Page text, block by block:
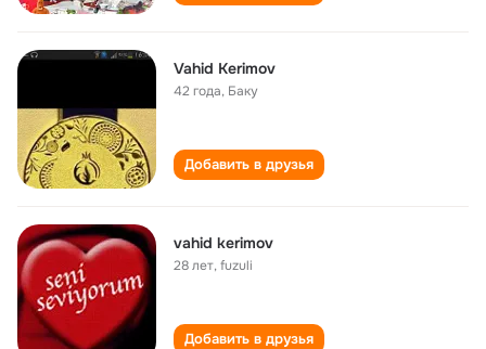
Vahid Kerimov
42 года, Баку
Добавить в друзья
vahid kerimov
28 лет,fuzuli
Добавить в друзья